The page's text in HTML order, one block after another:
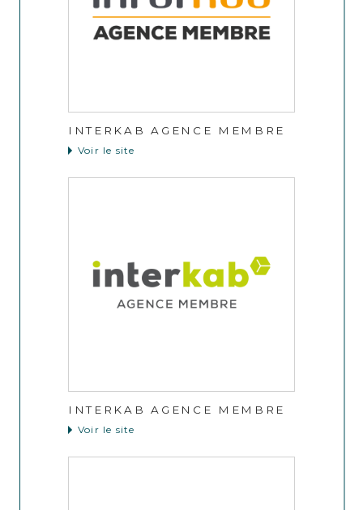
INTERKAB AGENCE MEMBRE
Voir le site
INTERKAB AGENCE MEMBRE
Voir le site